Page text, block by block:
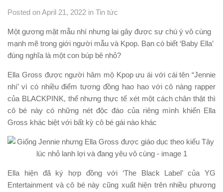
Posted on April 21, 2022 in Tin tức
Một gương mặt mẫu nhí nhưng lại gây được sự chú ý vô cùng
mạnh mẽ trong giới người mẫu và Kpop. Bạn có biết ‘Baby Ella’
đúng nghĩa là một con búp bê nhỏ?
Ella Gross được người hâm mộ Kpop ưu ái với cái tên “Jennie
nhí’ vì có nhiều điểm tương đồng hao hao với cô nàng rapper
của BLACKPINK, thế nhưng thực tế xét một cách chân thật thì
cô bé này có những nét độc đáo của riêng mình khiến Ella
Gross khác biệt với bất kỳ cô bé gái nào khác
Ella hiện đã ký hợp đồng với ‘The Black Label’ của YG
Entertainment và cô bé này cũng xuất hiện trên nhiều phương